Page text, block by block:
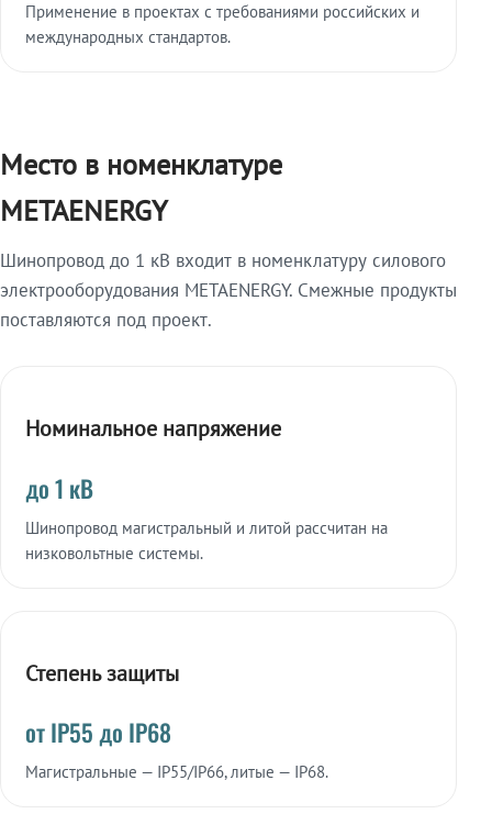
Применение в проектах с требованиями российских и
международных стандартов.
Место в номенклатуре
METAENERGY
Шинопровод до 1 кВ входит в номенклатуру силового
электрооборудования METAENERGY. Смежные продукты
поставляются под проект.
Номинальное напряжение
до 1 кВ
Шинопровод магистральный и литой рассчитан на
низковольтные системы.
Степень защиты
от IP55 до IP68
Магистральные — IP55/IP66, литые — IP68.